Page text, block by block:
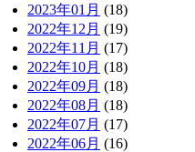
2023年01月 (18)
2022年12月 (19)
2022年11月 (17)
2022年10月 (18)
2022年09月 (18)
2022年08月 (18)
2022年07月 (17)
2022年06月 (16)